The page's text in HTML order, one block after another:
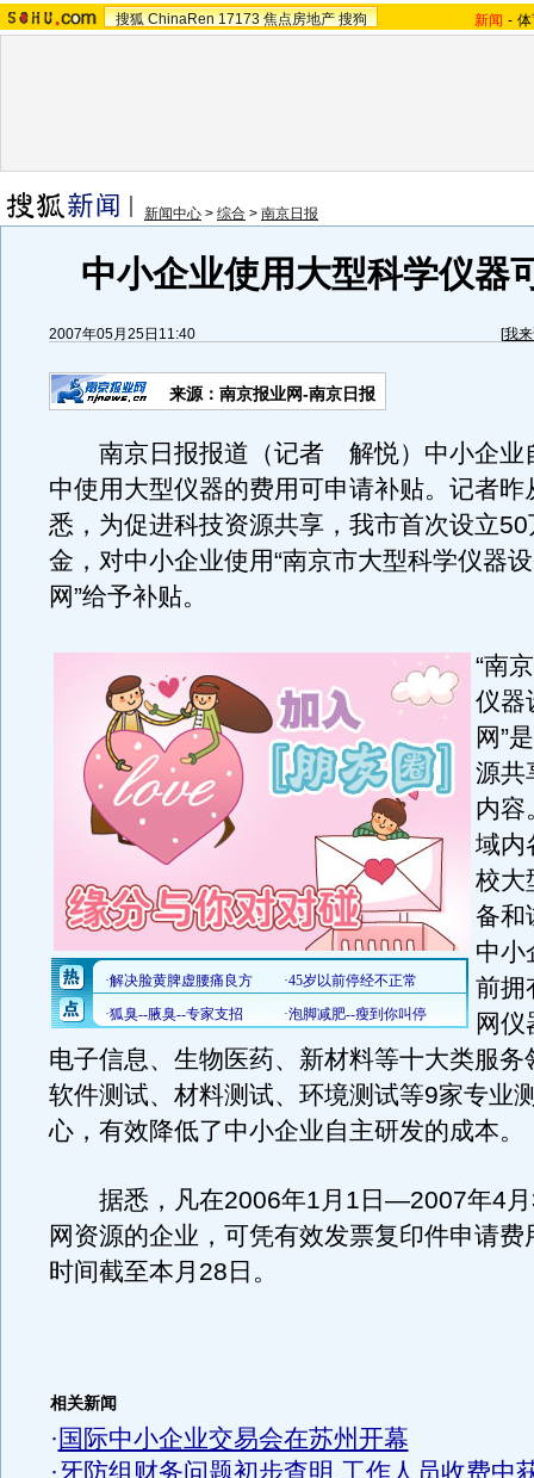
搜狐 ChinaRen 17173 焦点房地产 搜狗 新闻 -
新闻中心 > 综合 > 南京日报
中小企业使用大型科学仪器
2007年05月25日11:40 [我
来源：南京报业网-南京日报
南京日报报道（记者 解悦）中小企业
中使用大型仪器的费用可申请补贴。记者昨
悉，为促进科技资源共享，我市首次设立
金，对中小企业使用“南京市大型科学仪器
网”给予补贴。
“南
仪器
网”
源共
内容
域内
校大
备和
中小
前拥
网
电子信息、生物医药、新材料等十大类服务
软件测试、材料测试、环境测试等9家专业
心，有效降低了中小企业自主研发的成本。
据悉，凡在2006年1月1日—2007年4月
网资源的企业，可凭有效发票复印件申请费
时间截至本月28日。
相关新闻
· 国际中小企业交易会在苏州开幕
·牙防组财务问题初步查明 工作人员收费中